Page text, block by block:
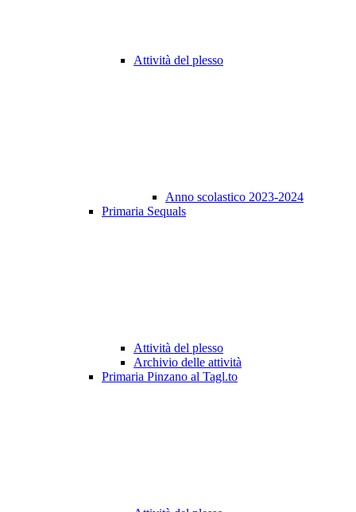
Attività del plesso
Anno scolastico 2023-2024
Primaria Sequals
Attività del plesso
Archivio delle attività
Primaria Pinzano al Tagl.to